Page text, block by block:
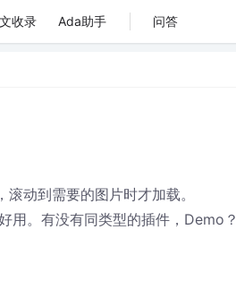
收录 Ada助手 问答
动到需要的图片时才加载。
用。有没有同类型的插件，Demo？